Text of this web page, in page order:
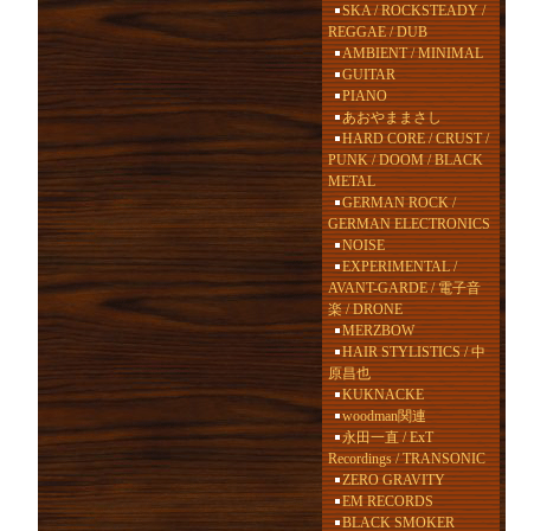
SKA / ROCKSTEADY /
REGGAE / DUB
AMBIENT / MINIMAL
GUITAR
PIANO
あおやままさし
HARD CORE / CRUST /
PUNK / DOOM / BLACK
METAL
GERMAN ROCK /
GERMAN ELECTRONICS
NOISE
EXPERIMENTAL /
AVANT-GARDE / 電子音
楽 / DRONE
MERZBOW
HAIR STYLISTICS / 中
原昌也
KUKNACKE
woodman関連
永田一直 / ExT
Recordings / TRANSONIC
ZERO GRAVITY
EM RECORDS
BLACK SMOKER